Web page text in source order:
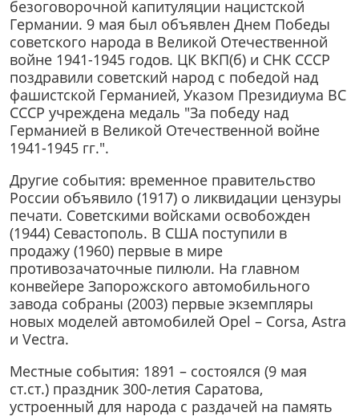
безоговорочной капитуляции нацистской
Германии. 9 мая был объявлен Днем Победы
советского народа в Великой Отечественной
войне 1941-1945 годов. ЦК ВКП(б) и СНК СССР
поздравили советский народ с победой над
фашистской Германией, Указом Президиума ВС
СССР учреждена медаль "За победу над
Германией в Великой Отечественной войне
1941-1945 гг.".
Другие события: временное правительство
России объявило (1917) о ликвидации цензуры
печати. Советскими войсками освобожден
(1944) Севастополь. В США поступили в
продажу (1960) первые в мире
противозачаточные пилюли. На главном
конвейере Запорожского автомобильного
завода собраны (2003) первые экземпляры
новых моделей автомобилей Opel – Corsa, Astra
и Vectra.
Местные события: 1891 – состоялся (9 мая
ст.ст.) праздник 300-летия Саратова,
устроенный для народа с раздачей на память